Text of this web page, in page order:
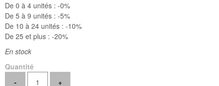
De 0 à 4 unités : -0%
De 5 à 9 unités : -5%
De 10 à 24 unités : -10%
De 25 et plus : -20%
En stock
Quantité